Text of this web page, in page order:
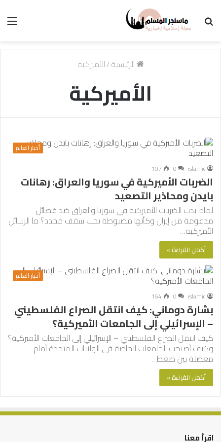
الرئيسية/الأميركية
الأميركية
أخبار العالم
islamic
0
107
الضربات الأميركية في سوريا والعراق: رهانات
بايدن ومحاذير التصعيد
لماذا بدت الضربات الأميركية في سوريا والعراق ضد فصائل
مدعومة من إيران وكأنها مضبوطة تحت سقف محدد؟ ما الرسائل
الأميركية…
أكمل القراءة »
أخبار العالم
islamic
0
164
بشارة دوماني: كيف انتقل الصراع الفلسطيني
– الإسرائيلي إلى الجامعات الأميركية؟
كيف انتقل الصراع الفلسطيني – الإسرائيلي إلى الجامعات الأميركية؟
وكيف أصبحت الجامعات الخاصة في الولايات المتحدة أمام
معضلة بين ضغط…
أكمل القراءة »
اقرأ معنا